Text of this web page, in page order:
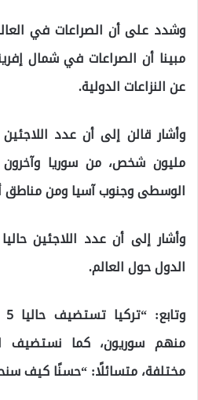
وشدد على أن الصراعات في
مبينا أن الصراعات في شمال
عن النزاعات الدولية.
مليون شخص، من سوريا
الوسطى وجنوب آسيا ومن مناطق
وأشار إلى أن عدد اللاجئين
الدول حول العالم.
منهم سوريون، كما نستضيف
مختلفة، متسائلًا: “حسنًا كيف